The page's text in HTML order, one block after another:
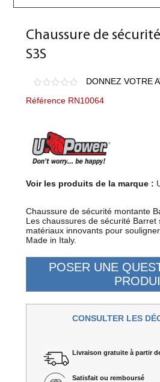
Chaussure de
S3S
DONNEZ VOTRE
Référence RN10064
Voir les produits de la marque :
Chaussure de sécurité montante
Les chaussures de sécurité
matériaux innovants pour
Made in Italy.
CONSULTER LES
Livraison gratuite à partir
Satisfait ou remboursé